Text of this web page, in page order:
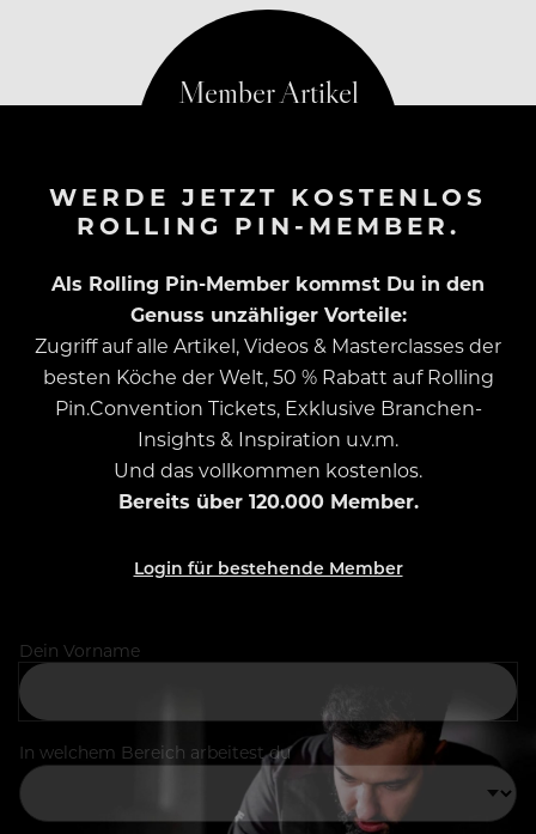
WERDE JETZT KOSTENLOS
ROLLING PIN-MEMBER.
Als Rolling Pin-Member kommst Du in den
Genuss unzähliger Vorteile:
Zugriff auf alle Artikel, Videos & Masterclasses der
besten Köche der Welt, 50 % Rabatt auf Rolling
Pin.Convention Tickets, Exklusive Branchen-
Insights & Inspiration u.v.m.
Und das vollkommen kostenlos.
Bereits über 120.000 Member.
Login für bestehende Member
Dein Vorname
In welchem Bereich arbeitest du